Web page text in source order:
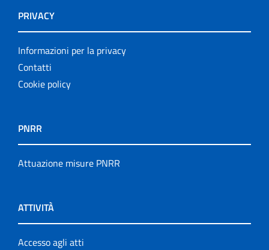
PRIVACY
Informazioni per la privacy
Contatti
Cookie policy
PNRR
Attuazione misure PNRR
ATTIVITÀ
Accesso agli atti